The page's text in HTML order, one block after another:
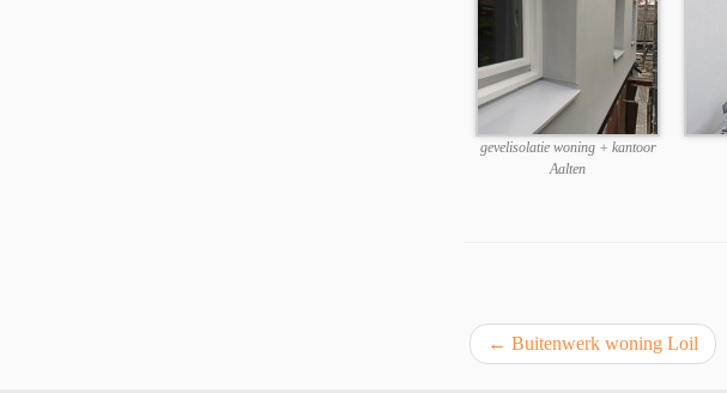
gevelisolatie woning + kantoor
Aalten
← Buitenwerk woning Loil